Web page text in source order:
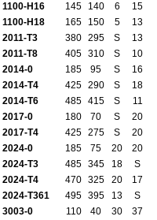
1100-H16
145 140 6 15
1100-H18
165 150 5 13
2011-T3
380 295 S 13
2011-T8
405 310 S 10
2014-0
185 95 S 16
2014-T4
425 290 S 18
2014-T6
485 415 S 11
2017-0
180 70 S 20
2017-T4
425 275 S 20
2024-0
185 75 20 20
2024-T3
485 345 18 S
2024-T4 470 325 20 17
2024-T361
495 395 13 S
3003-0
110 40 30 37